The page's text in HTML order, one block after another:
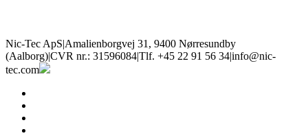
Nic-Tec ApS|Amalienborgvej 31, 9400 Nørresundby
(Aalborg)|CVR nr.: 31596084|Tlf. +45 22 91 56 34|info@nic-
tec.com